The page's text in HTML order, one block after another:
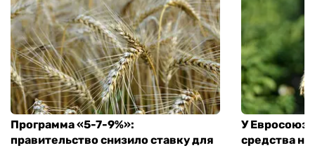
Программа «5-7-9%»:
правительство снизило ставку для
У
средства